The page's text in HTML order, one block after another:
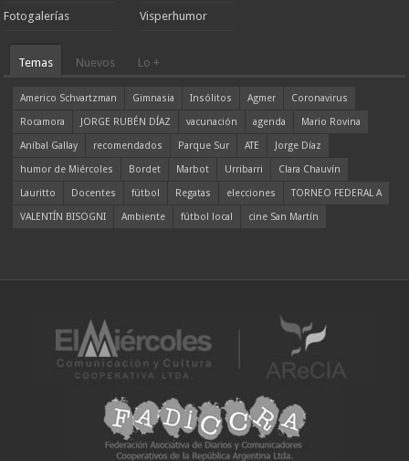
Fotogalerías Visperhumor
Temas Nuevos Lo +
Americo Schvartzman Gimnasia Insólitos Agmer
Coronavirus
Rocamora
JORGE RUBÉN DÍAZ vacunación agenda
Mario Rovina
Aníbal Gallay
recomendados Parque Sur ATE
Jorge Díaz
humor de Miércoles
Bordet Marbot Urribarri
Clara Chauvín
Lauritto
Docentes fútbol Regatas elecciones
TORNEO FEDERAL A
VALENTÍN BISOGNI
Ambiente fútbol local cine San Martín